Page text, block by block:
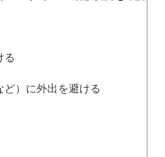
る
ど）に外出を避ける